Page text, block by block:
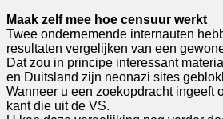
Maak zelf mee hoe censuur werkt
Twee ondernemende internauten
resultaten vergelijken van een
Dat zou in principe interessant
en Duitsland zijn neonazi sites
Wanneer u een zoekopdracht ingeeft
kant die uit de VS.